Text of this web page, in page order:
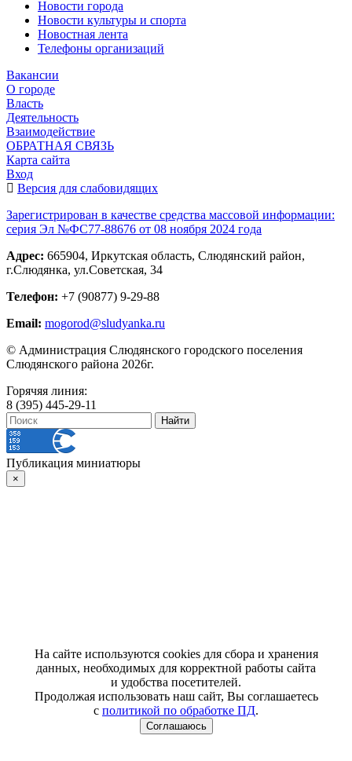
Новости города
Новости культуры и спорта
Новостная лента
Телефоны организаций
Вакансии
О городе
Власть
Деятельность
Взаимодействие
ОБРАТНАЯ СВЯЗЬ
Карта сайта
Вход
Версия для слабовидящих
Зарегистрирован в качестве средства массовой информации:
серия Эл №ФС77-88676 от 08 ноября 2024 года
Адрес: 665904, Иркутская область, Слюдянский район,
г.Слюдянка, ул.Советская, 34
Телефон: +7 (90877) 9-29-88
Email: mogorod@sludyanka.ru
© Администрация Слюдянского городского поселения
Слюдянского района 2026г.
Горячяя линия:
8 (395) 445-29-11
Публикация миниатюры
×
На сайте используются cookies для сбора и хранения
данных, необходимых для корректной работы сайта
и удобства посетителей.
Продолжая использовать наш сайт, Вы соглашаетесь
с политикой по обработке ПД.
Соглашаюсь